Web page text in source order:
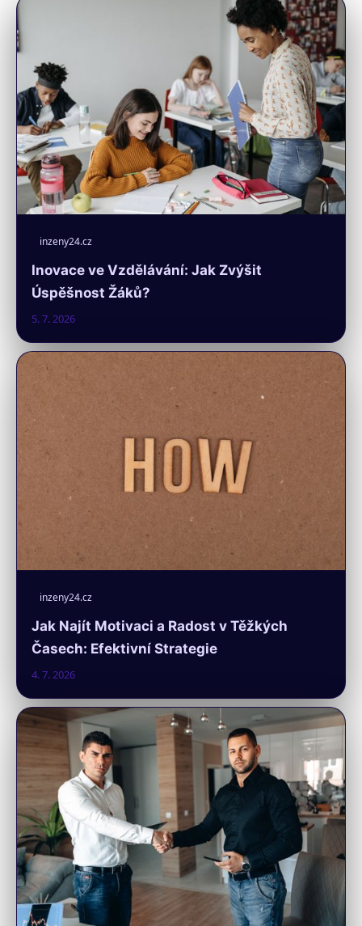
inzeny24.cz
Inovace ve Vzdělávání: Jak Zvýšit
Úspěšnost Žáků?
5. 7. 2026
inzeny24.cz
Jak Najít Motivaci a Radost v Těžkých
Časech: Efektivní Strategie
4. 7. 2026